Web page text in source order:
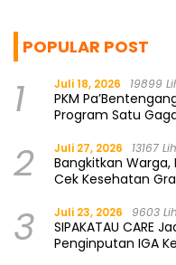
POPULAR POST
1 Juli 18, 2026 19899
PKM
Program Satu
2 Juli 27, 2026 13167
Bangkitkan Warga,
Cek Kesehatan
3 Juli 23, 2026 9603
SIPAKATAU CARE
Penginputan IGA